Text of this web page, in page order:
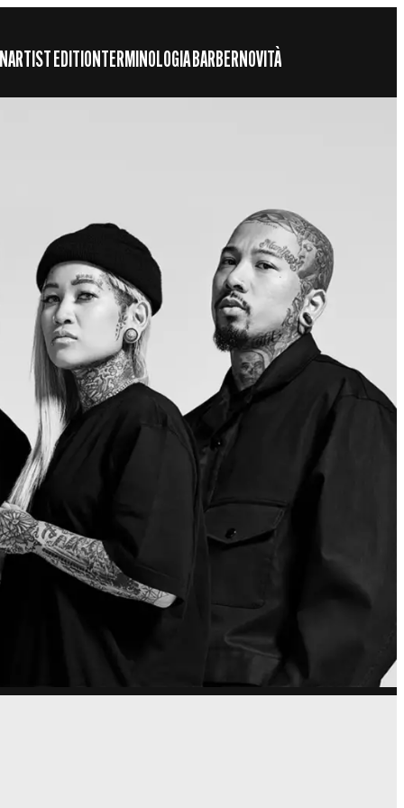
ARTIST EDITIONTERMINOLOGIA BARBERNOVITÀ